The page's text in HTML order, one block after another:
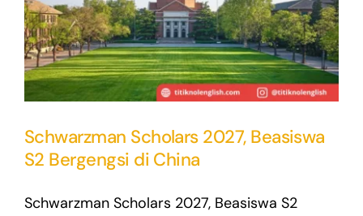
Schwarzman Scholars 2027, Beasiswa
S2 Bergengsi di China
Schwarzman Scholars 2027, Beasiswa S2